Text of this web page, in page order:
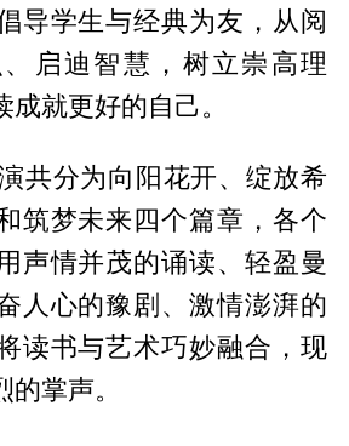
导学生与经典为友，从阅
启迪智慧，树立崇高理
就更好的自己。
共分为向阳花开、绽放希
筑梦未来四个篇章，各个
声情并茂的诵读、轻盈曼
人心的豫剧、激情澎湃的
读书与艺术巧妙融合，现
掌声。